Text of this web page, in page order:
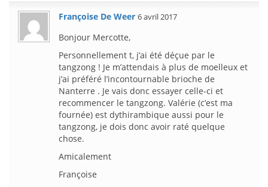
Françoise De Weer 6 avril 2017
Bonjour Mercotte,
Personnellement t, j’ai été déçue par le
tangzong ! Je m’attendais à plus de moelleux et
j’ai préféré l’incontournable brioche de
Nanterre . Je vais donc essayer celle-ci et
recommencer le tangzong. Valérie (c’est ma
fournée) est dythirambique aussi pour le
tangzong, je dois donc avoir raté quelque
chose.
Amicalement
Françoise